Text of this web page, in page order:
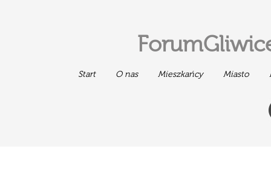
Start O nas Mieszkańcy Miasto